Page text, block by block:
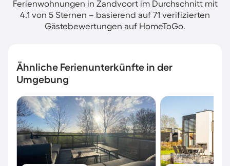
Ferienwohnungen in Zandvoort im Durchschnitt mit
4.1 von 5 Sternen – basierend auf 71 verifizierten
Gästebewertungen auf HomeToGo.
Ähnliche Ferienunterkünfte in der
Umgebung